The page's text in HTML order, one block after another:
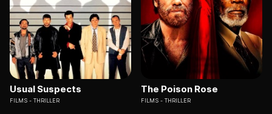
Usual Suspects
FILMS THRILLER
The Poison Rose
FILMS THRILLER